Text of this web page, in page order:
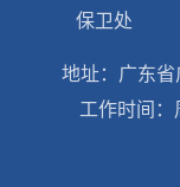
保卫处
地址：广东省
工作时间：